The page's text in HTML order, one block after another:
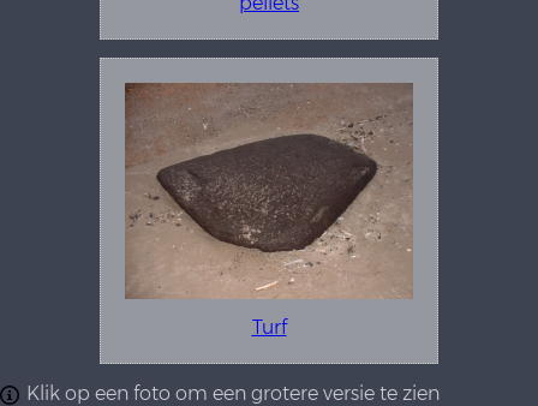
Turf
Klik op een foto om een grotere versie te zien